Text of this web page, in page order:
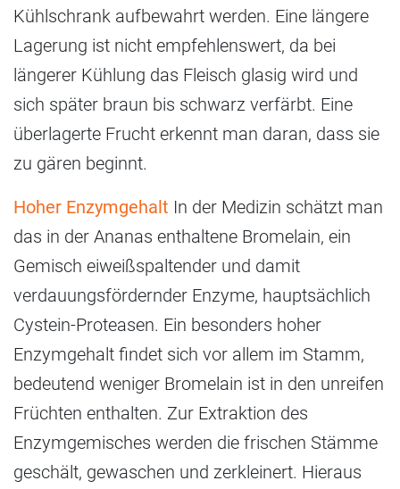
Kühlschrank aufbewahrt werden. Eine längere
Lagerung ist nicht empfehlenswert, da bei
längerer Kühlung das Fleisch glasig wird und
sich später braun bis schwarz verfärbt. Eine
überlagerte Frucht erkennt man daran, dass sie
zu gären beginnt.
Hoher Enzymgehalt In der Medizin schätzt man
das in der Ananas enthaltene Bromelain, ein
Gemisch eiweißspaltender und damit
verdauungsfördernder Enzyme, hauptsächlich
Cystein-Proteasen. Ein besonders hoher
Enzymgehalt findet sich vor allem im Stamm,
bedeutend weniger Bromelain ist in den unreifen
Früchten enthalten. Zur Extraktion des
Enzymgemisches werden die frischen Stämme
geschält, gewaschen und zerkleinert. Hieraus